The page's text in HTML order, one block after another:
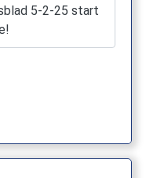
Nieuwsblad.
5-2-25 start